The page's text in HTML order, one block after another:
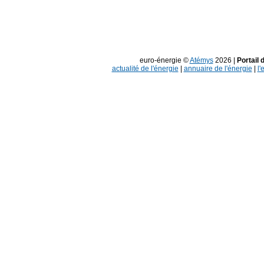
euro-énergie ©Atémys2026 |
Portail
actualité de l'énergie
annuaire de l'énergie